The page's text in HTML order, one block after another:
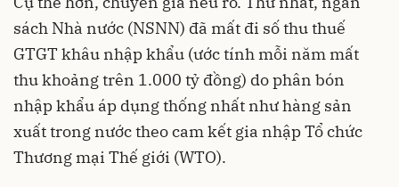
sách Nhà nước (NSNN) đã mất đi số thu thuế
GTGT khâu nhập khẩu (ước tính mỗi năm mất
thu khoảng trên 1.000 tỷ đồng) do phân bón
nhập khẩu áp dụng thống nhất như hàng sản
xuất trong nước theo cam kết gia nhập Tổ chức
Thương mại Thế giới (WTO).